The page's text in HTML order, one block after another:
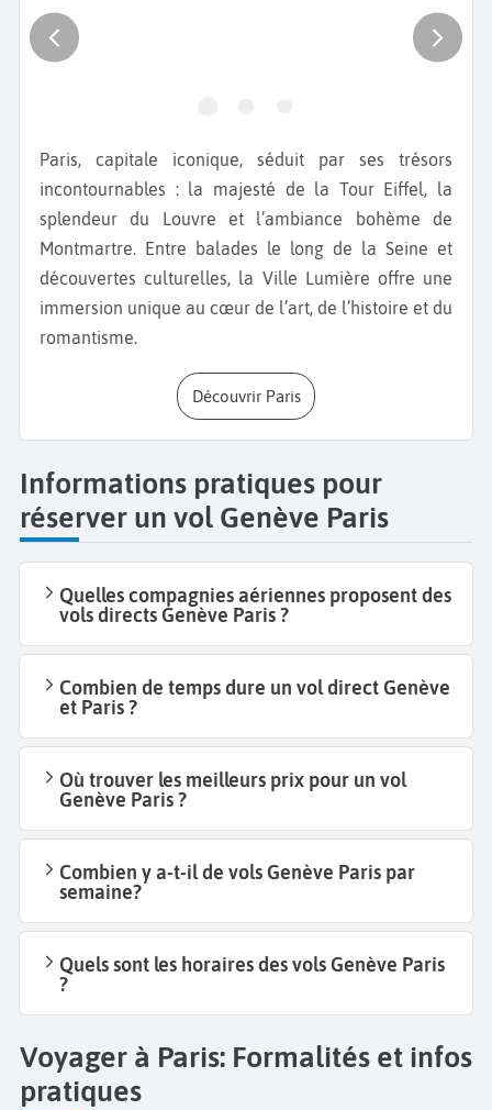
Paris, capitale iconique, séduit par ses trésors
incontournables : la majesté de la Tour Eiffel, la
splendeur du Louvre et l’ambiance bohème de
Montmartre. Entre balades le long de la Seine et
découvertes culturelles, la Ville Lumière offre une
immersion unique au cœur de l’art, de l’histoire et du
romantisme.
Découvrir Paris
Informations pratiques pour
réserver un vol Genève Paris
Quelles compagnies aériennes proposent des
vols directs Genève Paris ?
Combien de temps dure un vol direct Genève
et Paris ?
Où trouver les meilleurs prix pour un vol
Genève Paris ?
Combien y a-t-il de vols Genève Paris par
semaine?
Quels sont les horaires des vols Genève Paris
?
Voyager à Paris: Formalités et infos
pratiques